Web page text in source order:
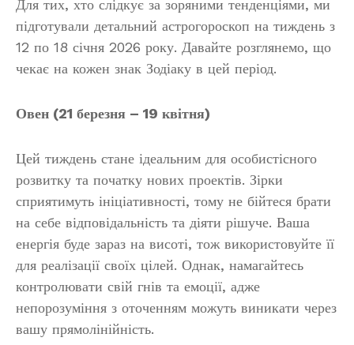
Для тих, хто слідкує за зоряними тенденціями, ми
підготували детальний астрогороскоп на тиждень з
12 по 18 січня 2026 року. Давайте розглянемо, що
чекає на кожен знак Зодіаку в цей період.
Овен (21 березня – 19 квітня)
Цей тиждень стане ідеальним для особистісного
розвитку та початку нових проектів. Зірки
сприятимуть ініціативності, тому не бійтеся брати
на себе відповідальність та діяти рішуче. Ваша
енергія буде зараз на висоті, тож використовуйте її
для реалізації своїх цілей. Однак, намагайтесь
контролювати свій гнів та емоції, адже
непорозуміння з оточенням можуть виникати через
вашу прямолінійність.